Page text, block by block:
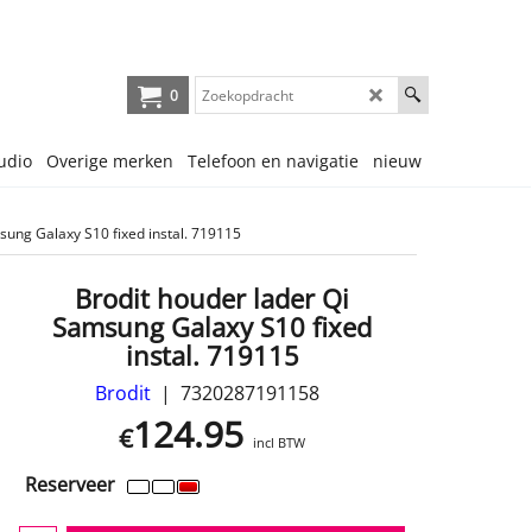
0
Overige merken Telefoon en navigatie nieuw
Galaxy S10 fixed instal. 719115
Brodit houder lader Qi
Samsung Galaxy S10 fixed
instal. 719115
Brodit 7320287191158
€124.95 incl BTW
Reserveer